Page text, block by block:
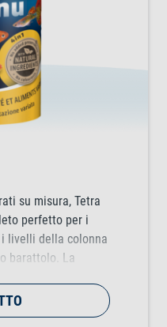
su misura, Tetra
perfetto per i
livelli della colonna
barattolo. La
essenziali come